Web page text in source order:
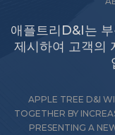
애플트리D&I는
제시하여 고객의
APPLE TREE D&I
TOGETHER BY
PRESENTING A